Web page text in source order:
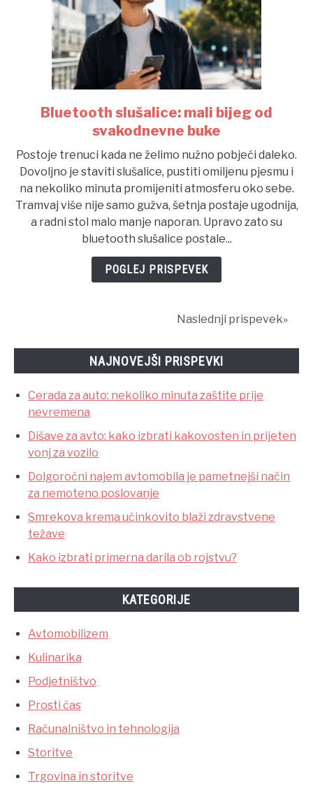
link
to
slušalice:
mali
bijeg
od
svakodnevne
buke
Bluetooth slušalice: mali bijeg od
svakodnevne buke
Postoje trenuci kada ne želimo nužno pobjeći daleko.
Dovoljno je staviti slušalice, pustiti omiljenu pjesmu i
na nekoliko minuta promijeniti atmosferu oko sebe.
Tramvaj više nije samo gužva, šetnja postaje ugodnija,
a radni stol malo manje naporan. Upravo zato su
bluetooth slušalice postale...
POGLEJ PRISPEVEK
Naslednji prispevek»
NAJNOVEJŠI PRISPEVKI
Cerada za auto: nekoliko minuta zaštite prije
nevremena
Dišave za avto: kako izbrati kakovosten in prijeten
vonj za vozilo
Dolgoročni najem avtomobila je pametnejši način
za nemoteno poslovanje
Smrekova krema učinkovito blaži zdravstvene
težave
Kako izbrati primerna darila ob rojstvu?
KATEGORIJE
Avtomobilizem
Kulinarika
Podjetništvo
Prosti čas
Računalništvo in tehnologija
Storitve
Trgovina in storitve